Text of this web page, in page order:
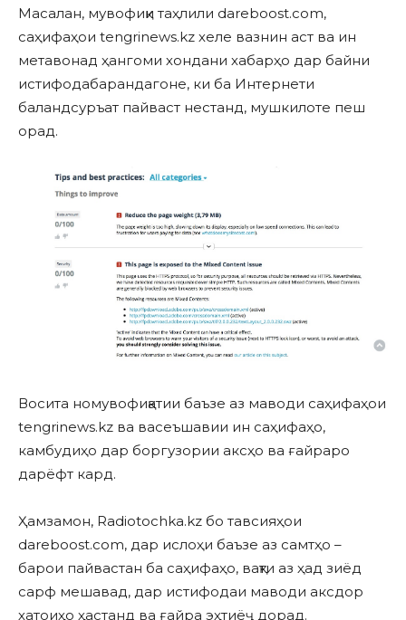
Масалан, мувофиқи таҳлили dareboost.com,
саҳифаҳои tengrinews.kz хеле вазнин аст ва ин
метавонад ҳангоми хондани хабарҳо дар байни
истифодабарандагоне, ки ба Интернети
баландсуръат пайваст нестанд, мушкилоте пеш
орад.
Восита номувофиқатии баъзе аз маводи саҳифаҳои
tengrinews.kz ва васеъшавии ин саҳифаҳо,
камбудиҳо дар боргузории аксҳо ва ғайраро
дарёфт кард.
Ҳамзамон, Radiotochka.kz бо тавсияҳои
dareboost.com, дар ислоҳи баъзе аз самтҳо –
барои пайвастан ба саҳифаҳо, вақти аз ҳад зиёд
сарф мешавад, дар истифодаи маводи аксдор
хатоиҳо ҳастанд ва ғайра эҳтиёҷ дорад.